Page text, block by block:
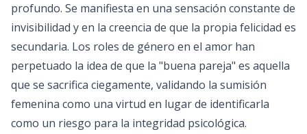
profundo. Se manifiesta en una sensación constante de
invisibilidad y en la creencia de que la propia felicidad es
secundaria. Los roles de género en el amor han
perpetuado la idea de que la "buena pareja" es aquella
que se sacrifica ciegamente, validando la sumisión
femenina como una virtud en lugar de identificarla
como un riesgo para la integridad psicológica.